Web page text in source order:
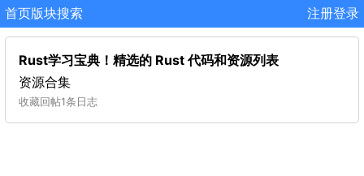
首页版块搜索 注册登录
Rust学习宝典！精选的 Rust 代码和资源列表
资源合集
收藏回帖1条日志